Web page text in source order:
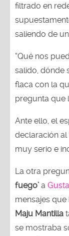
filtrado en
saliendo de un
“Qué nos
salido, dónde
flaca con la
pregunta que
Ante ello, el
declaración
muy serio e
La otra
fuego’ a
mensajes que
Maju Mantilla
se mostraba